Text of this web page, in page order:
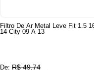
Filtro De Ar Metal Leve Fit 1.5
14 City 09 A 13
De: R$ 49,74